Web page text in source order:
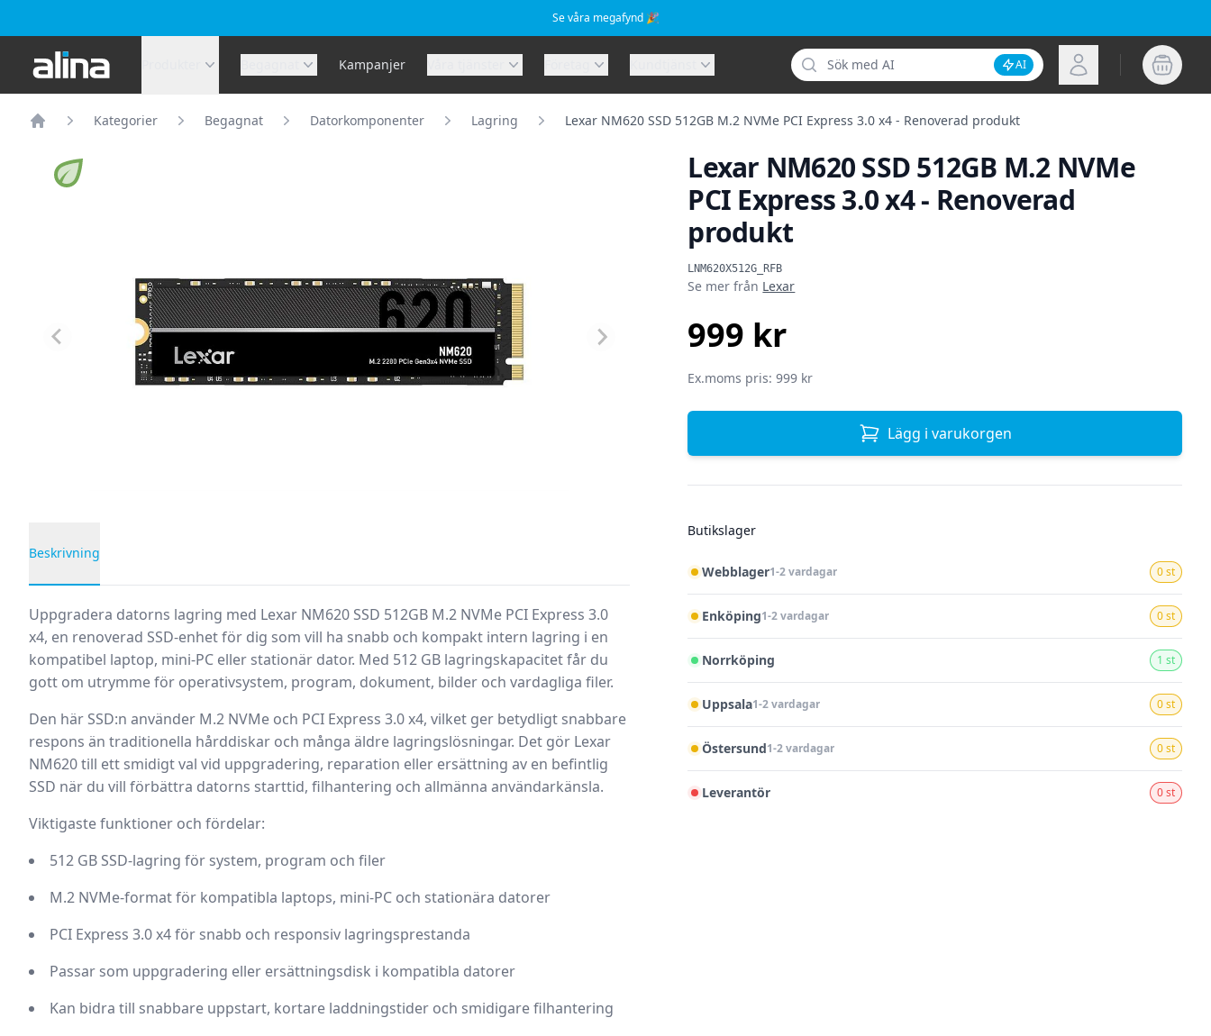
Se våra megafynd 🎉
Alina.se Kampanjer
Sök
Inaktivera AI-sökning
AI Logga in
Kategorier Begagnat Datorkomponenter Lagring Lexar NM620 SSD 512GB M.2 NVMe PCI Express 3.0 x4 - Renoverad produkt
Lexar NM620 SSD 512GB M.2 NVMe
PCI Express 3.0 x4 - Renoverad
produkt
LNM620X512G_RFB
Produktinformation
Se mer från Lexar
999 kr
Ex.moms pris: 999 kr
Lägg i varukorgen
Butikslager
Webblager1-2 vardagar 0 st
Enköping1-2 vardagar 0 st
Norrköping 1 st
Uppsala1-2 vardagar 0 st
Östersund1-2 vardagar 0 st
Leverantör 0 st
Beskrivning
Uppgradera datorns lagring med Lexar NM620 SSD 512GB M.2 NVMe PCI Express 3.0
x4, en renoverad SSD-enhet för dig som vill ha snabb och kompakt intern lagring i en
kompatibel laptop, mini-PC eller stationär dator. Med 512 GB lagringskapacitetfår du
gott om utrymme för operativsystem, program, dokument, bilder och vardagliga filer.
Den här SSD:n använder M.2 NVMe och PCI Express 3.0 x4, vilket ger betydligt snabbare
respons än traditionella hårddiskar och många äldre lagringslösningar. Det gör Lexar
NM620 till ett smidigt val vid uppgradering, reparation eller ersättning av en befintlig
SSD när du vill förbättra datorns starttid, filhantering och allmänna användarkänsla.
Viktigaste funktioner och fördelar:
512 GB SSD-lagring för system, program och filer
M.2 NVMe-formatför kompatibla laptops, mini-PC och stationära datorer
PCI Express 3.0 x4för snabb och responsiv lagringsprestanda
Passar som uppgradering eller ersättningsdisk i kompatibla datorer
Kan bidra till snabbare uppstart, kortare laddningstider och smidigare filhantering